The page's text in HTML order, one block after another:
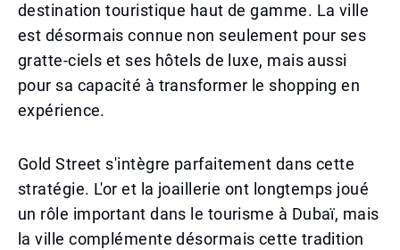
destination touristique haut de gamme. La ville
est désormais connue non seulement pour ses
gratte-ciels et ses hôtels de luxe, mais aussi
pour sa capacité à transformer le shopping en
expérience.
Gold Street s'intègre parfaitement dans cette
stratégie. L'or et la joaillerie ont longtemps joué
un rôle important dans le tourisme à Dubaï, mais
la ville complémente désormais cette tradition